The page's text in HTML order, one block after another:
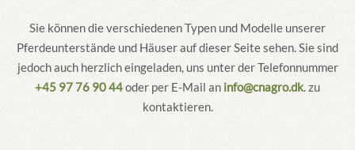
Sie können die verschiedenen Typen und Modelle unserer
Pferdeunterstände und Häuser auf dieser Seite sehen. Sie sind
jedoch auch herzlich eingeladen, uns unter der Telefonnummer
+45 97 76 90 44oder per E-Mail an info@cnagro.dk. zu
kontaktieren.